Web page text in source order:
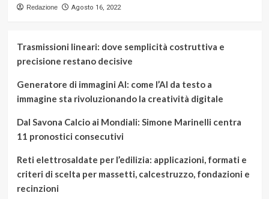
Redazione Agosto 16, 2022
Trasmissioni lineari: dove semplicità costruttiva e
precisione restano decisive
Generatore di immagini AI: come l’AI da testo a
immagine sta rivoluzionando la creatività digitale
Dal Savona Calcio ai Mondiali: Simone Marinelli centra
11 pronostici consecutivi
Reti elettrosaldate per l’edilizia: applicazioni, formati e
criteri di scelta per massetti, calcestruzzo, fondazioni e
recinzioni